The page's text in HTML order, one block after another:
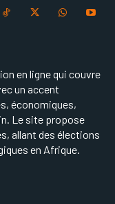
en ligne qui couvre
un accent
économiques,
Le site propose
allant des élections
en Afrique.